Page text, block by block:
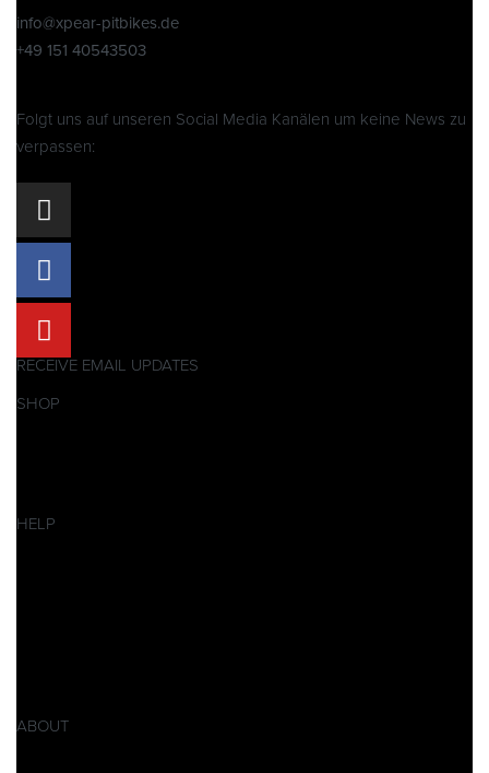
info@xpear-pitbikes.de
+49 151 40543503
Folgt uns auf unseren Social Media Kanälen um keine News zu
verpassen:
RECEIVE EMAIL UPDATES
SHOP
HELP
ABOUT